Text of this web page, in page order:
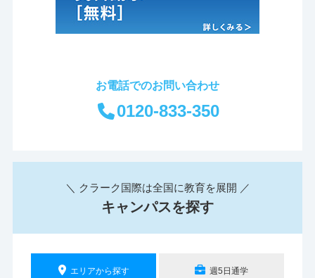
お電話でのお問い合わせ
0120-833-350
＼ クラーク国際は全国に教育を展開 ／
キャンパスを探す
エリアから探す 週5日通学